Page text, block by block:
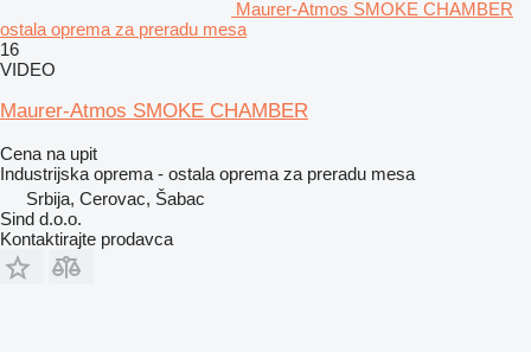
Maurer-Atmos SMOKE CHAMBER
ostala oprema za preradu mesa
16
VIDEO
Maurer-Atmos SMOKE CHAMBER
Cena na upit
Industrijska oprema - ostala oprema za preradu mesa
Srbija, Cerovac, Šabac
Sind d.o.o.
Kontaktirajte prodavca